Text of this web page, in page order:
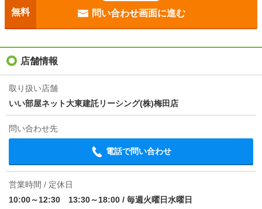
目安光熱費
入居
損保 1.66万円2年
保証会社
その他諸費用
更新料 新賃料1.00ヶ月分 室内清掃費用 27500
無料 問い合わせ画面に進む
店舗情報
取り扱い店舗
いい部屋ネット大東建託リーシング(株)梅田店
問い合わせ先
電話で問い合わせ
営業時間 / 定休日
10:00～12:30 13:30～18:00 / 毎週火曜日水曜日